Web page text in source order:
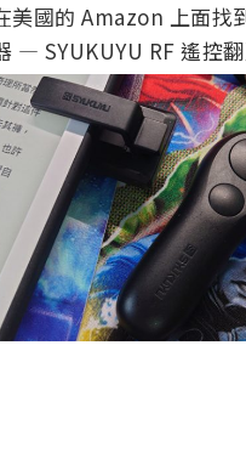
美國的 Amazon 上面找
— SYUKUYU RF 遙控翻